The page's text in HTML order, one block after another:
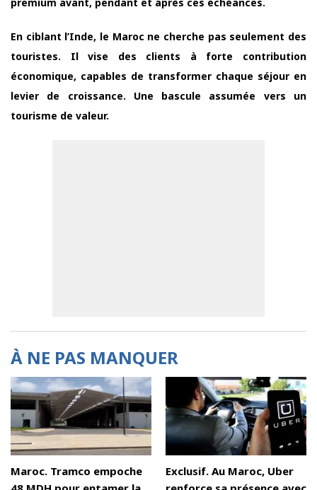
En ciblant l’Inde, le Maroc ne cherche pas seulement des
touristes. Il vise des clients à forte contribution
économique, capables de transformer chaque séjour en
levier de croissance. Une bascule assumée vers un
tourisme de valeur.
À NE PAS MANQUER
Maroc. Tramco empoche
Exclusif. Au Maroc, Uber